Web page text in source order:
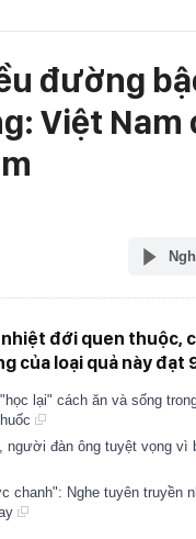
đường
Việt Nam
đới quen thuộc,
của loại quả này
lại" cách ăn và sống
người đàn ông tuyệt vọng
chanh": Nghe tuyên truyền